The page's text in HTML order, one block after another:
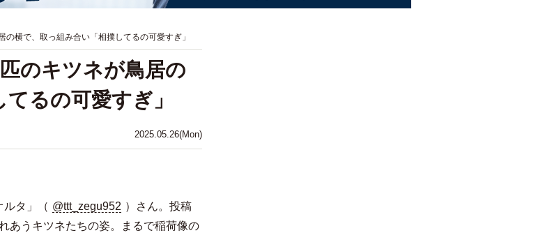
の横で、取っ組み合い「相撲してるの可愛すぎ」
2025.05.26(Mon)
のキツネが鳥居の
るの可愛すぎ」
ルタ」（ @ttt_zegu952 ）さん。投稿
あうキツネたちの姿。まるで稲荷像の